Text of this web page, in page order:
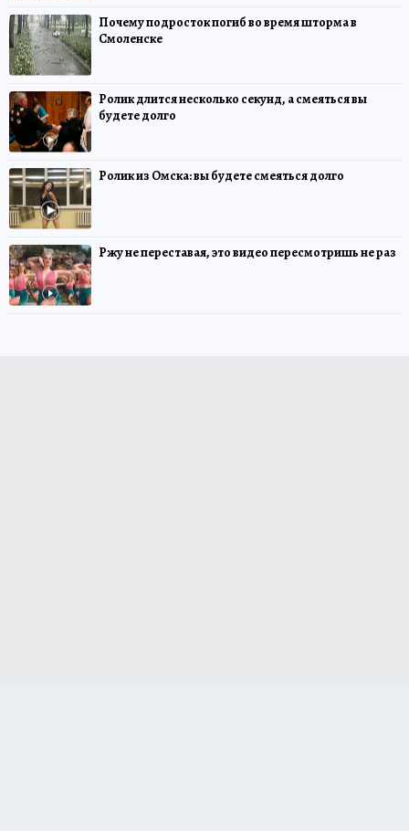
Почему подросток погиб во время шторма в
Смоленске
Ролик длится несколько секунд, а смеяться вы
будете долго
Ролик из Омска: вы будете смеяться долго
Ржу не переставая, это видео пересмотришь не раз